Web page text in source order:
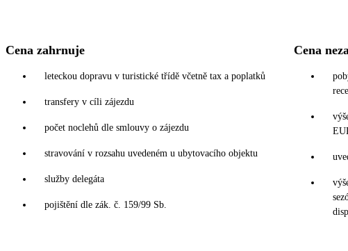
Cena zahrnuje
leteckou dopravu v turistické třídě včetně tax a poplatků
transfery v cíli zájezdu
počet noclehů dle smlouvy o zájezdu
stravování v rozsahu uvedeném u ubytovacího objektu
služby delegáta
pojištění dle zák. č. 159/99 Sb.
Cena